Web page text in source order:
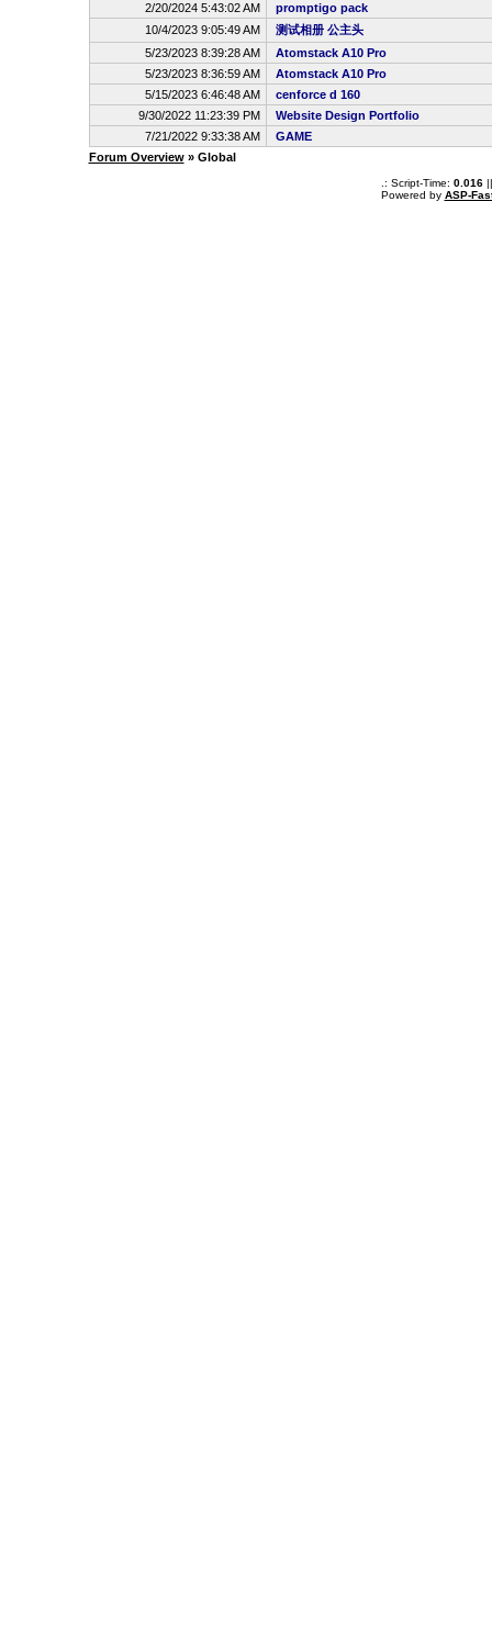
2/20/2024 5:43:02 AM
promptigo pack
10/4/2023 9:05:49 AM
测试相册 公主头
5/23/2023 8:39:28 AM
Atomstack A10 Pro
5/23/2023 8:36:59 AM
Atomstack A10 Pro
5/15/2023 6:46:48 AM
cenforce d 160
9/30/2022 11:23:39 PM
Website Design Portfolio
7/21/2022 9:33:38 AM
GAME
Forum Overview» Global
.: Script-Time: 0.016||
Powered by ASP-